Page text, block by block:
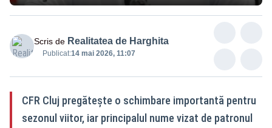
Scris de Realitatea de Harghita
Publicat:14 mai 2026, 11:07
CFR Cluj pregătește o schimbare importantă pentru
sezonul viitor, iar principalul nume vizat de patronul